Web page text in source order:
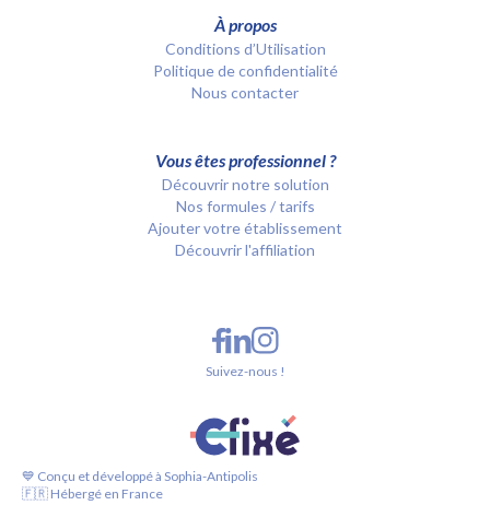
À propos
Conditions d’Utilisation
Politique de confidentialité
Nous contacter
Vous êtes professionnel ?
Découvrir notre solution
Nos formules / tarifs
Ajouter votre établissement
Découvrir l'affiliation
💙 Conçu et développé à Sophia-Antipolis
🇫🇷 Hébergé en France
Suivez-nous !